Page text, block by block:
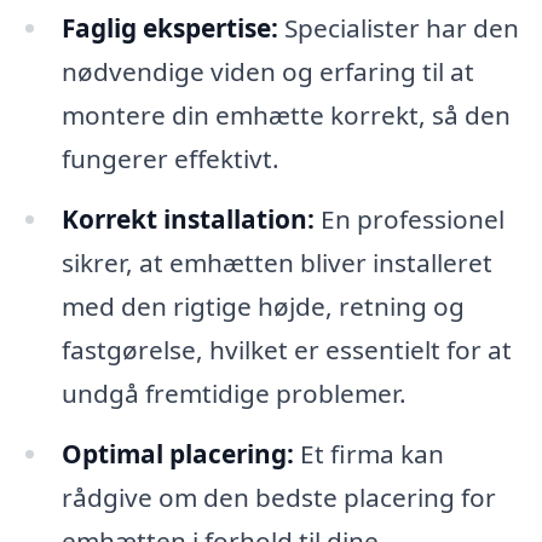
Faglig ekspertise: Specialister har den
nødvendige viden og erfaring til at
montere din emhætte korrekt, så den
fungerer effektivt.
Korrekt installation: En professionel
sikrer, at emhætten bliver installeret
med den rigtige højde, retning og
fastgørelse, hvilket er essentielt for at
undgå fremtidige problemer.
Optimal placering: Et firma kan
rådgive om den bedste placering for